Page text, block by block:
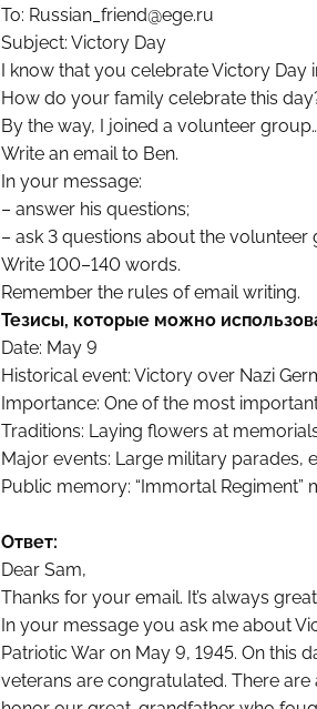
To: Russian_friend@ege.ru
Subject: Victory Day
I know that you celebrate Victory
How do your family celebrate this
By the way, I joined a volunteer
Write an email to Ben.
In your message:
– answer his questions;
– ask 3 questions about the volunteer
Write 100–140 words.
Remember the rules of email writing.
Тезисы, которые можно
Date: May 9
Historical event: Victory over Nazi
Importance: One of the most
Traditions: Laying flowers at
Major events: Large military parades,
Public memory: “Immortal
Ответ:
Dear Sam,
Thanks for your email. It’s always
In your message you ask me about
Patriotic War on May 9, 1945. On this
veterans are congratulated. There